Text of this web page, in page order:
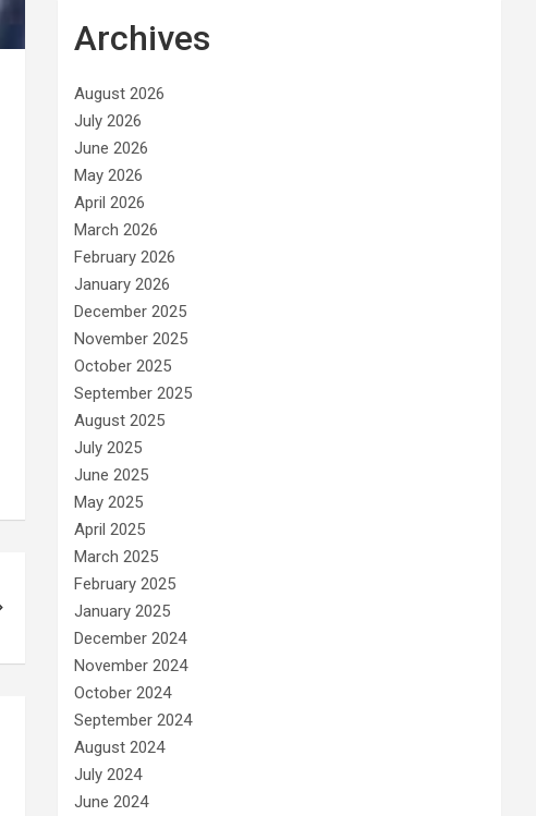
Archives
August 2026
July 2026
June 2026
May 2026
April 2026
March 2026
February 2026
January 2026
December 2025
November 2025
October 2025
September 2025
August 2025
July 2025
June 2025
May 2025
April 2025
March 2025
February 2025
January 2025
December 2024
November 2024
October 2024
September 2024
August 2024
July 2024
June 2024